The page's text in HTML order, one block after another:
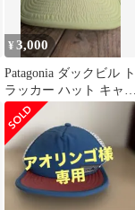
¥3,000
Patagonia ダックビル ト
ラッカー ハット キャッ
プ